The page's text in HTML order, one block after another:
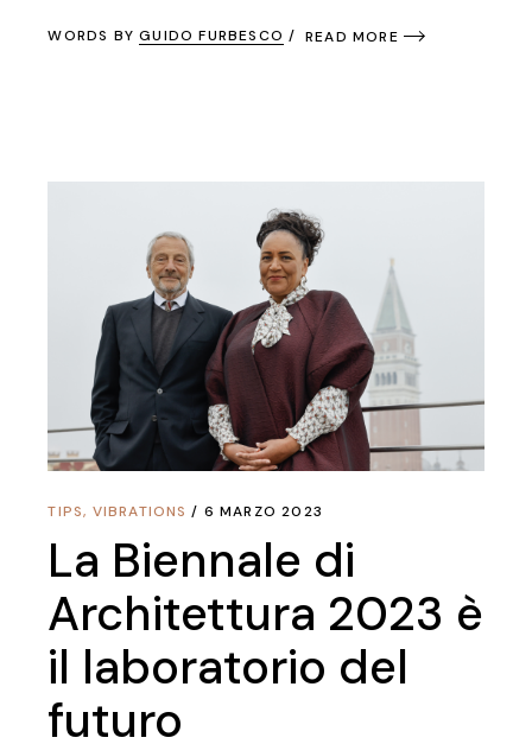
WORDS BYGUIDO FURBESCO READ MORE
TIPS, VIBRATIONS 6 MARZO 2023
La Biennale di
Architettura 2023 è
il laboratorio del
futuro